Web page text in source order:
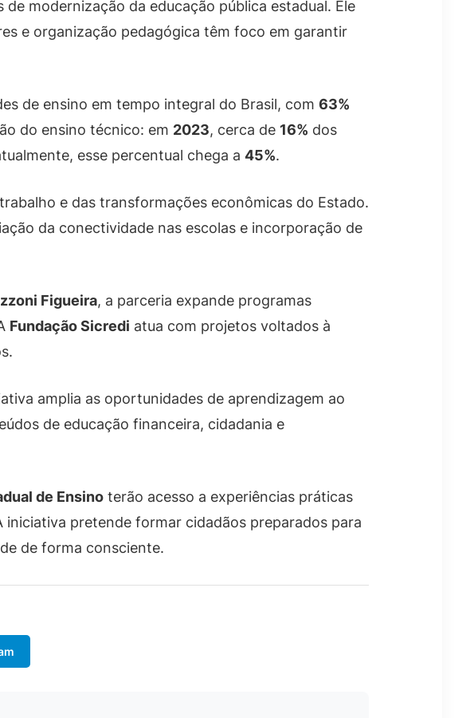
modernização da educação pública estadual. Ele
e organização pedagógica têm foco em garantir
de ensino em tempo integral do Brasil, com 63%
do ensino técnico: em 2023, cerca de 16% dos
esse percentual chega a 45%.
e das transformações econômicas do Estado.
da conectividade nas escolas e incorporação de
Figueira, a parceria expande programas
Fundação Sicredi atua com projetos voltados à
amplia as oportunidades de aprendizagem ao
de educação financeira, cidadania e
de Ensino terão acesso a experiências práticas
pretende formar cidadãos preparados para
de forma consciente.